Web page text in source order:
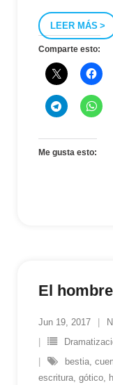
LEER MÁS
Comparte esto:
Me gusta esto:
El
Jun 19, 2017
bestia,
escritura, gótico,